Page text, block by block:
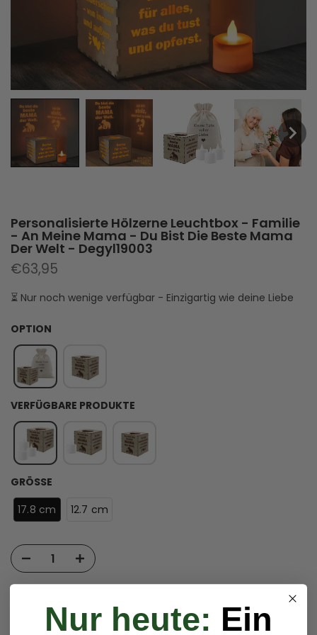
Personalisierte Hölzerne Leuchtbox - Familie
- An Meine Mama - Du Bist Die Beste Mama
Der Welt - Degyl19003
€63,95
⏳ Nur noch wenige verfügbar - Einzigartig wie deine Liebe
OPTION
VERFÜGBARE PRODUKTE
GRÖSSE
17.8 cm
12.7 cm
Nur heute: Ein